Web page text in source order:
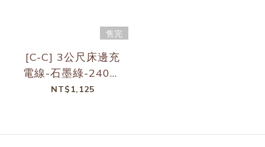
售完
[C-C] 3公尺床邊充
電線-石墨綠-240W
快充
NT$1,125